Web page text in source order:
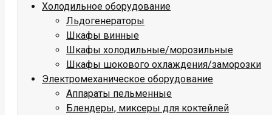
Холодильное оборудование
Льдогенераторы
Шкафы винные
Шкафы холодильные/морозильные
Шкафы шокового охлаждения/заморозки
Электромеханическое оборудование
Аппараты пельменные
Блендеры, миксеры для коктейлей